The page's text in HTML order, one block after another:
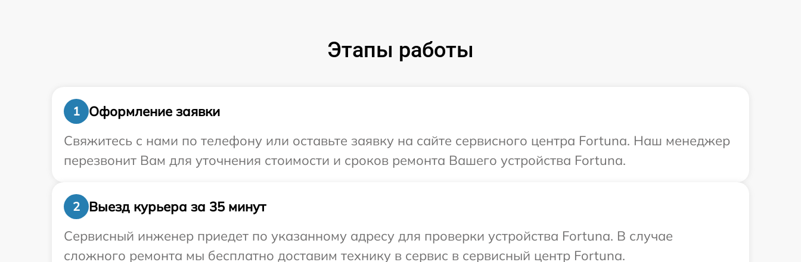
Этапы работы
1
Оформление заявки
Свяжитесь с нами по телефону или оставьте заявку на сайте сервисного центра Fortuna. Наш менеджер
перезвонит Вам для уточнения стоимости и сроков ремонта Вашего устройства Fortuna.
2
Выезд курьера за 35 минут
Сервисный инженер приедет по указанному адресу для проверки устройства Fortuna. В случае
сложного ремонта мы бесплатно доставим технику в сервис в сервисный центр Fortuna.